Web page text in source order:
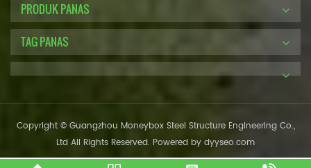
PRODUK PANAS
TAG PANAS
Copyright © Guangzhou Moneybox Steel Structure Engineering Co.,
Ltd All Rights Reserved. Powered by dyyseo.com